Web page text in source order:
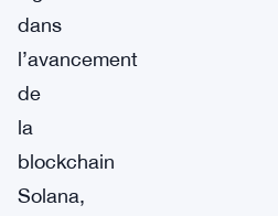
dans
l’avancement
de
la
blockchain
Solana,